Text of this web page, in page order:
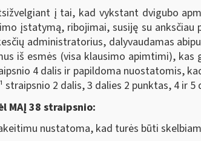
į tai, kad vykstant dvigubo
įstatymą, ribojimai, susiję su
administratorius, dalyvaudamas
iš esmės (visa klausimo apimtimi),
4 dalis ir papildoma nuostatomis,
straipsnio 2 dalis, 3 dalies 2 punktas, 4 ir 5
MAĮ 38 straipsnio:
nustatoma, kad turės būti